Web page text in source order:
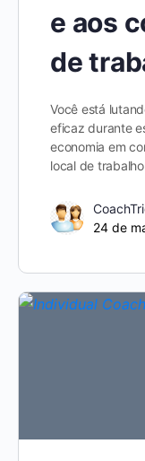
e aos
de
Você está
eficaz durante
economia em
local de
24 de